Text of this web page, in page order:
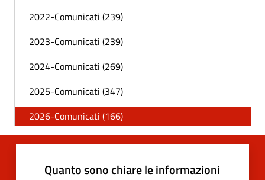
2022-Comunicati (239)
2023-Comunicati (239)
2024-Comunicati (269)
2025-Comunicati (347)
2026-Comunicati (166)
Quanto sono chiare le informazioni